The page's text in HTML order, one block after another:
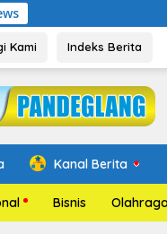
Kami Indeks Berita
Kanal Berita
Bisnis